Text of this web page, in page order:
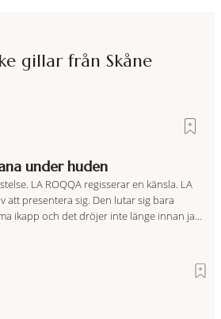
gillar från Skåne
under huden
LA ROQQA regisserar en känsla. LA
att presentera sig. Den lutar sig bara
ikapp och det dröjer inte länge innan jag